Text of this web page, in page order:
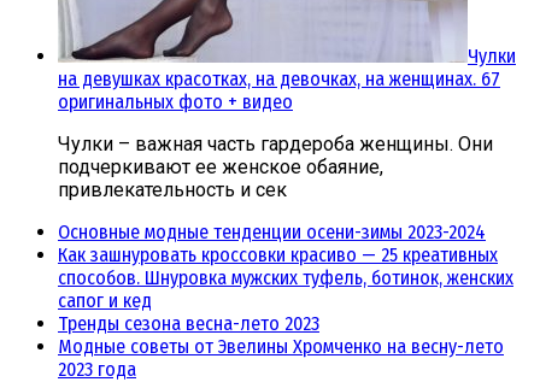
Чулки
на девушках красотках, на девочках, на женщинах. 67
оригинальных фото + видео
Чулки – важная часть гардероба женщины. Они
подчеркивают ее женское обаяние,
привлекательность и сек
Основные модные тенденции осени-зимы 2023-2024
Как зашнуровать кроссовки красиво — 25 креативных
способов. Шнуровка мужских туфель, ботинок, женских
сапог и кед
Тренды сезона весна-лето 2023
Модные советы от Эвелины Хромченко на весну-лето
2023 года